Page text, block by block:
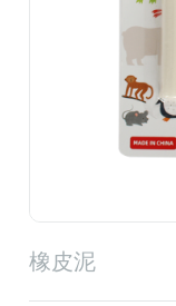
橡皮泥